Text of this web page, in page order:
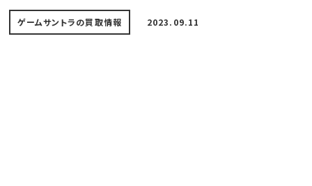
ゲームサントラの買取情報 2023.09.11